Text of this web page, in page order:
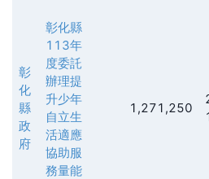
彰
化
縣
政
府
彰化縣
113年
度委託
辦理提
升少年
自立生
活適應
協助服
務量能
1,271,250